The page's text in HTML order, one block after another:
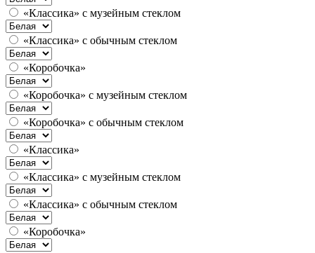
«Классика» с музейным стеклом
«Классика» с обычным стеклом
«Коробочка»
«Коробочка» с музейным стеклом
«Коробочка» с обычным стеклом
«Классика»
«Классика» с музейным стеклом
«Классика» с обычным стеклом
«Коробочка»